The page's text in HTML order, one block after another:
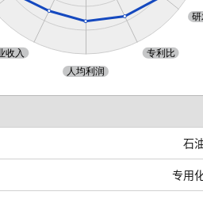
石
专用